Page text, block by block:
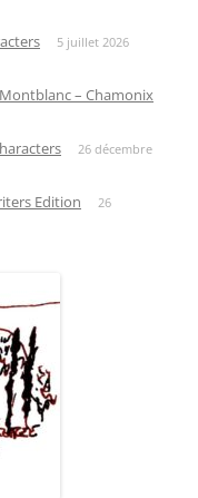
5 juillet 2026
– Chamonix
26 décembre
Edition
26